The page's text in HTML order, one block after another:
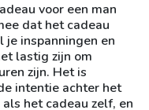
voor een man
dat het cadeau
je inspanningen en
lastig zijn om
zijn. Het is
intentie achter het
het cadeau zelf, en